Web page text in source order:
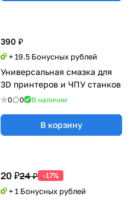
390 ₽
+ 19.5 Бонусных рублей
Универсальная смазка для
3D принтеров и ЧПУ станков
0 0 В наличии
В корзину
20 ₽24 ₽ -17%
+ 1 Бонусных рублей